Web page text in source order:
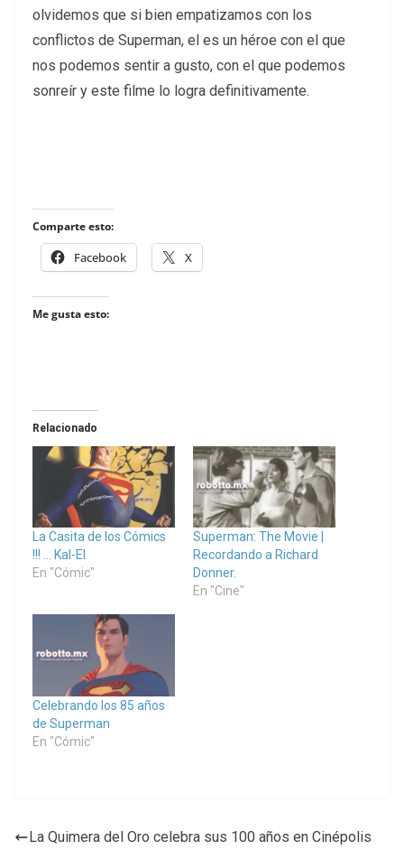
olvidemos que si bien empatizamos con los
conflictos de Superman, el es un héroe con el que
nos podemos sentir a gusto, con el que podemos
sonreír y este filme lo logra definitivamente.
Comparte esto:
Facebook X
Me gusta esto:
Relacionado
La Casita de los Cómics
!!! … Kal-El
En "Cómic"
Superman: The Movie |
Recordando a Richard
Donner.
En "Cine"
Celebrando los 85 años
de Superman
En "Cómic"
La Quimera del Oro celebra sus 100 años en Cinépolis